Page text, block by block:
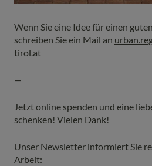
Wenn Sie eine Idee für einen
schreiben Sie ein Mail an
tirol.at
—
Jetzt online spenden und eine
schenken! Vielen Dank!
Unser Newsletter informiert Sie
Arbeit: